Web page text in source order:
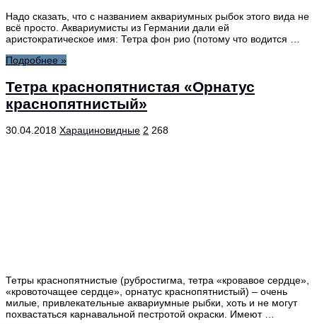
Надо сказать, что с названием аквариумных рыбок этого вида не
всё просто. Аквариумисты из Германии дали ей
аристократическое имя: Тетра фон рио (потому что водится …
Подробнее »
Тетра краснопятнистая «Орнатус
краснопятнистый»
30.04.2018 Харациновидные 2 268
Тетры краснопятнистые (рубростигма, тетра «кровавое сердце»,
«кровоточащее сердце», орнатус краснопятнистый) – очень
милые, привлекательные аквариумные рыбки, хоть и не могут
похвастаться карнавальной пестротой окраски. Имеют …